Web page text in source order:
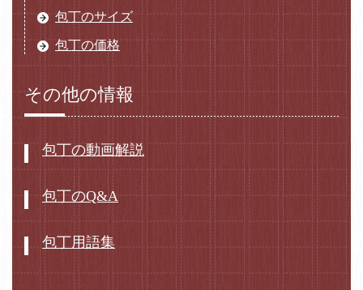
包丁のサイズ
包丁の価格
その他の情報
包丁の動画解説
包丁のQ&A
包丁用語集